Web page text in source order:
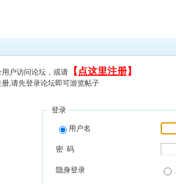
户访问论坛，或请 【 点这里注册】
,请先登录论坛即可游览帖子
登录
用户名
密 码
隐身登录